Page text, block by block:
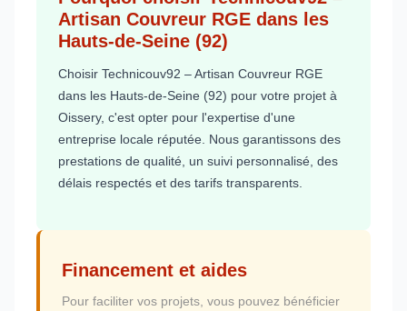
Artisan Couvreur RGE dans les
Hauts-de-Seine (92)
Choisir Technicouv92 – Artisan Couvreur RGE
dans les Hauts-de-Seine (92) pour votre projet à
Oissery, c'est opter pour l'expertise d'une
entreprise locale réputée. Nous garantissons des
prestations de qualité, un suivi personnalisé, des
délais respectés et des tarifs transparents.
Financement et aides
Pour faciliter vos projets, vous pouvez bénéficier